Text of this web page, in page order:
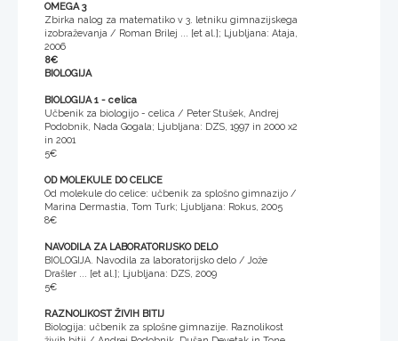
OMEGA 3
Zbirka nalog za matematiko v 3. letniku gimnazijskega
izobraževanja / Roman Brilej ... [et al.]; Ljubljana: Ataja,
2006
8€
BIOLOGIJA
BIOLOGIJA 1 - celica
Učbenik za biologijo - celica / Peter Stušek, Andrej
Podobnik, Nada Gogala; Ljubljana: DZS, 1997 in 2000 x2
in 2001
5€
OD MOLEKULE DO CELICE
Od molekule do celice: učbenik za splošno gimnazijo /
Marina Dermastia, Tom Turk; Ljubljana: Rokus, 2005
8€
NAVODILA ZA LABORATORIJSKO DELO
BIOLOGIJA. Navodila za laboratorijsko delo / Jože
Drašler ... [et al.]; Ljubljana: DZS, 2009
5€
RAZNOLIKOST ŽIVIH BITIJ
Biologija: učbenik za splošne gimnazije. Raznolikost